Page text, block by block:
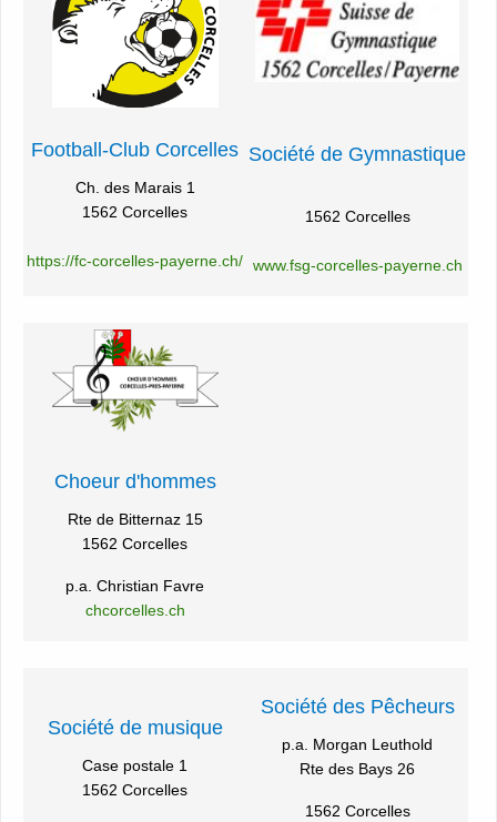
Football-Club Corcelles
Ch. des Marais 1
1562 Corcelles
https://fc-corcelles-payerne.ch/
Société de Gymnastique
1562 Corcelles
www.fsg-corcelles-payerne.ch
Choeur d'hommes
Rte de Bitternaz 15
1562 Corcelles
p.a. Christian Favre
chcorcelles.ch
Société de musique
Case postale 1
1562 Corcelles
Société des Pêcheurs
p.a. Morgan Leuthold
Rte des Bays 26
1562 Corcelles